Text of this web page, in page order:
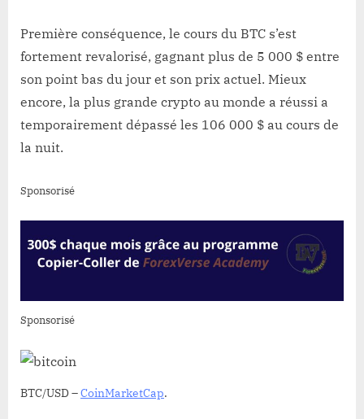
Première conséquence, le cours du BTC s’est
fortement revalorisé, gagnant plus de 5 000 $ entre
son point bas du jour et son prix actuel. Mieux
encore, la plus grande crypto au monde a réussi a
temporairement dépassé les 106 000 $ au cours de
la nuit.
Sponsorisé
Sponsorisé
BTC/USD –CoinMarketCap.